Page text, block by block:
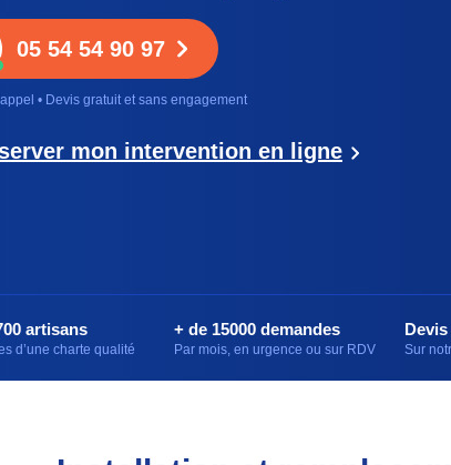
05 54 54 90 97
appel • Devis gratuit et sans engagement
mon intervention en ligne
artisans
d’une charte qualité
+ de 15000 demandes
Par mois, en urgence ou sur RDV Sur